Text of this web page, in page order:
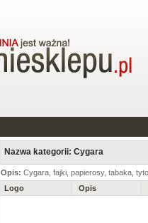
Nazwa kategorii: Cygara
Opis: Cygara, fajki, papierosy, tabaka,
Logo
Opis